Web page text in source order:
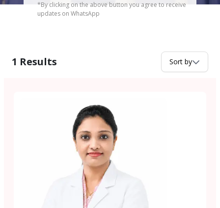
*By clicking on the above button you agree to receive
updates on WhatsApp
1 Results Sort by